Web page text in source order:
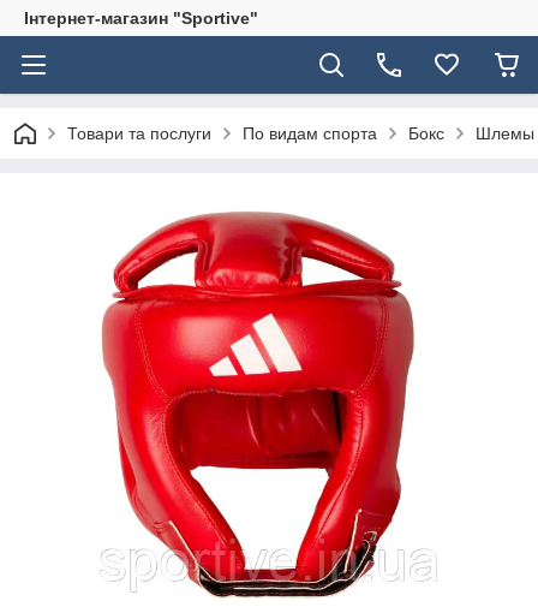
Інтернет-магазин "Sportive"
Товари та послуги По видам спорта Бокс Шлемы